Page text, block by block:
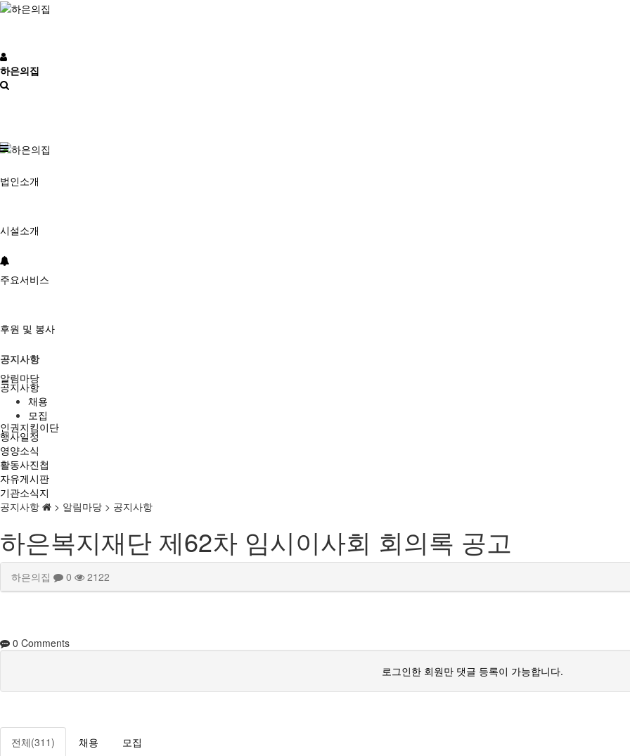
하은의집
법인소개
시설소개
주요서비스
후원 및 봉사
알림마당
인권지킴이단
공지사항
공지사항
채용
모집
행사일정
영양소식
활동사진첩
자유게시판
기관소식지
공지사항
> 알림마당 > 공지사항
하은복지재단 제62차 임시이사회 회의록 공고
하은의집 0 2122
0 Comments
로그인한 회원만 댓글 등록이 가능합니다.
전체(311) 채용
모집